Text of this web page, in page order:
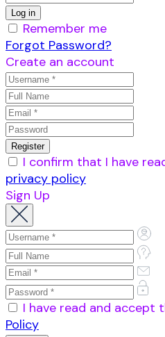
Remember me
Forgot Password?
Create an account
I confirm that I have
privacy policy
Sign Up
I have read and accept
Policy